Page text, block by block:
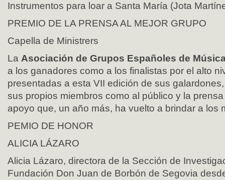
Instrumentos para loar a Santa María (Jota
PREMIO DE LA PRENSA AL MEJOR GRUPO
Capella de Ministrers
La Asociación de Grupos Españoles de
a los ganadores como a los finalistas por el alto
presentadas a esta VII edición de sus
sus propios miembros como al público y la
apoyo que, un año más, ha vuelto a brindar a los
PEMIO DE HONOR
ALICIA LÁZARO
Alicia Lázaro, directora de la Sección de
Fundación Don Juan de Borbón de Segovia